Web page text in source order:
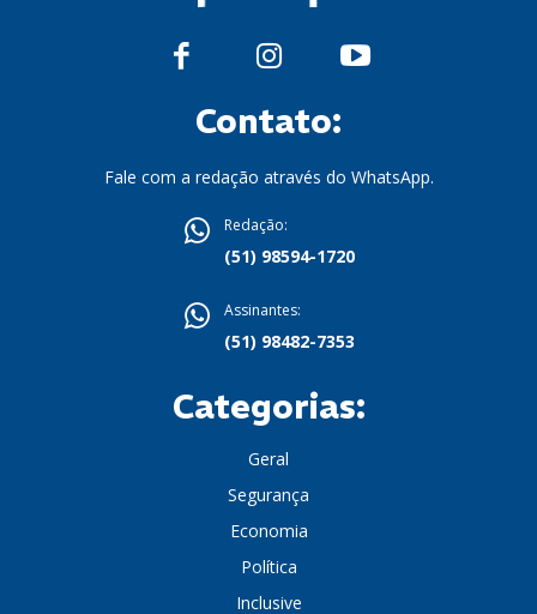
Contato:
Fale com a redação através do WhatsApp.
Redação:
(51) 98594-1720
Assinantes:
(51) 98482-7353
Categorias:
Geral
Segurança
Economia
Política
Inclusive